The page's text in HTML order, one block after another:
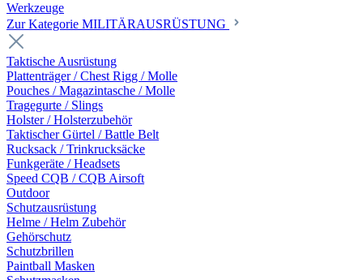
Werkzeuge
Zur Kategorie MILITÄRAUSRÜSTUNG
Taktische Ausrüstung
Plattenträger / Chest Rigg / Molle
Pouches / Magazintasche / Molle
Tragegurte / Slings
Holster / Holsterzubehör
Taktischer Gürtel / Battle Belt
Rucksack / Trinkrucksäcke
Funkgeräte / Headsets
Speed CQB / CQB Airsoft
Outdoor
Schutzausrüstung
Helme / Helm Zubehör
Gehörschutz
Schutzbrillen
Paintball Masken